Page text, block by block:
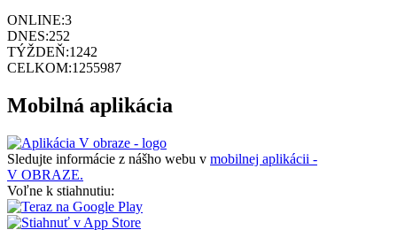
ONLINE:3
DNES:252
TÝŽDEŇ:1242
CELKOM:1255987
Mobilná aplikácia
Sledujte informácie z nášho webu v mobilnej aplikácii -
V OBRAZE.
Voľne k stiahnutiu: